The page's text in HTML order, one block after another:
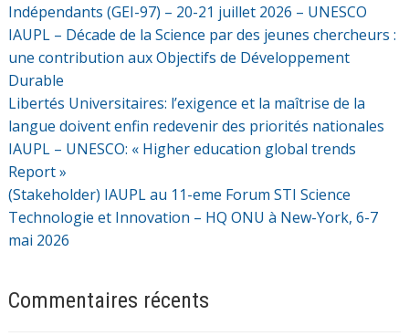
Indépendants (GEI-97) – 20-21 juillet 2026 – UNESCO
IAUPL – Décade de la Science par des jeunes chercheurs :
une contribution aux Objectifs de Développement
Durable
Libertés Universitaires: l’exigence et la maîtrise de la
langue doivent enfin redevenir des priorités nationales
IAUPL – UNESCO: « Higher education global trends
Report »
(Stakeholder) IAUPL au 11-eme Forum STI Science
Technologie et Innovation – HQ ONU à New-York, 6-7
mai 2026
Commentaires récents